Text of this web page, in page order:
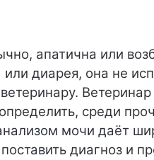
апатична или
или диарея, она не
среди
мочи даёт
диагноз и